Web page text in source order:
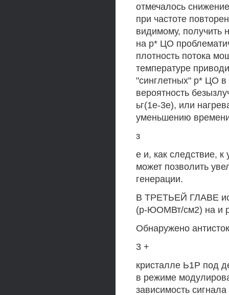
отмечалось
при частоте
видимому, получить
на р* ЦО
плотность потока
температуре
"синглетных" р* ЦО
вероятность
ьг(1е-3е), или
уменьшению времени
з
е и, как следствие,
может позволить
генерации.
В ТРЕТЬЕЙ ГЛАВЕ
(р-ЮОМВт/см2) на и
Обнаружено
3 +
кристалле Ь1Р под
в режиме
зависимость